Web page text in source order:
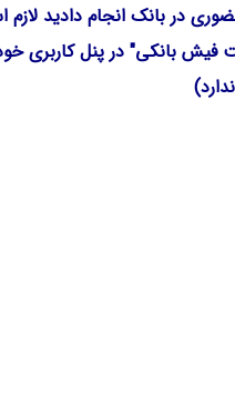
در بانک انجام دادید
بانکی" در پنل کاربری